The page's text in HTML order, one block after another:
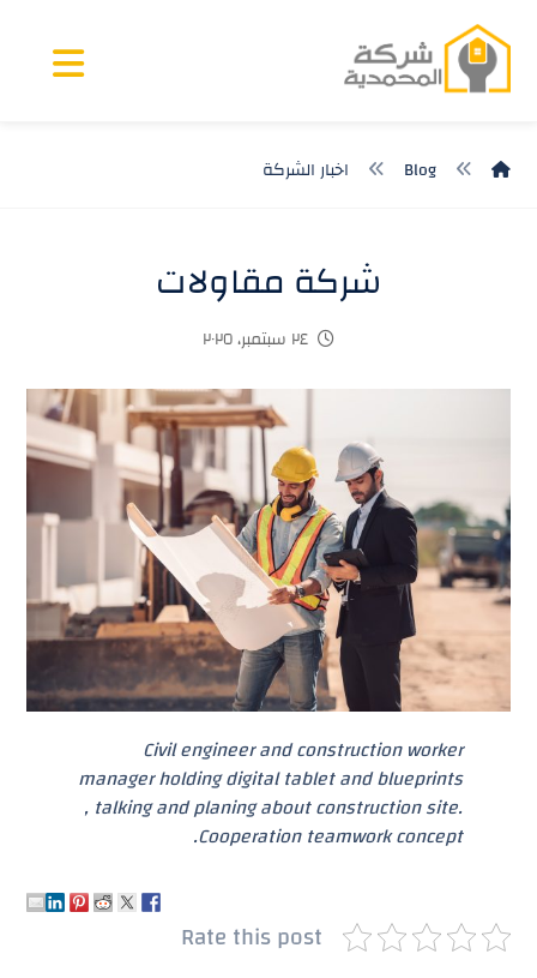
Blog اخبار الشركة
شركة مقاولات
٢٤ سبتمبر، ٢٠٢٥
Civil engineer and construction worker
manager holding digital tablet and blueprints
, talking and planing about construction site.
Cooperation teamwork concept.
Rate this post